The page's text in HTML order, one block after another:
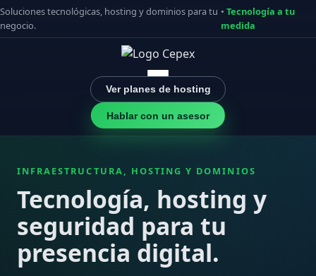
Soluciones tecnológicas, hosting y dominios para tu
negocio.
• Tecnología a tu
medida
Ver planes de hosting
Hablar con un asesor
INFRAESTRUCTURA, HOSTING Y DOMINIOS
Tecnología, hosting y
seguridad para tu
presencia digital.